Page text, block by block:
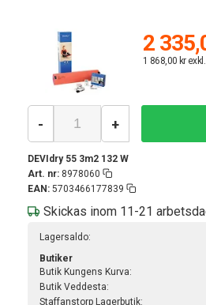
2
1 868,00 kr
DEVIdry 55 3m2 132 W
Art. nr: 8978060
EAN: 5703466177839
- +
Skickas inom 11-21
Lagersaldo:
Butiker
Butik Kungens Kurva:
Butik Veddesta:
Staffanstorp Lagerbutik: